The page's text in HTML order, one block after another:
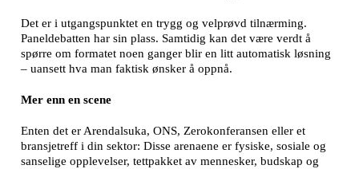
Det er i utgangspunktet en trygg og velprøvd tilnærming.
Paneldebatten har sin plass. Samtidig kan det være verdt å
spørre om formatet noen ganger blir en litt automatisk løsning
– uansett hva man faktisk ønsker å oppnå.
Mer enn en scene
Enten det er Arendalsuka, ONS, Zerokonferansen eller et
bransjetreff i din sektor: Disse arenaene er fysiske, sosiale og
sanselige opplevelser, tettpakket av mennesker, budskap og